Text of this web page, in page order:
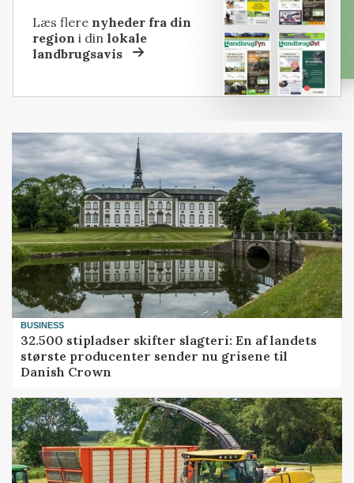
Læs flere nyheder fra din
region i dinlokale
landbrugsavis
BUSINESS
32.500 stipladser skifter slagteri: En af landets
største producenter sender nu grisene til
Danish Crown